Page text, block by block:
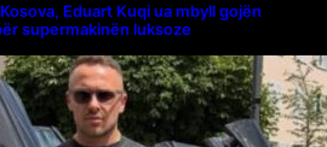
Eduart Kuqi ua mbyll gojën
supermakinën luksoze